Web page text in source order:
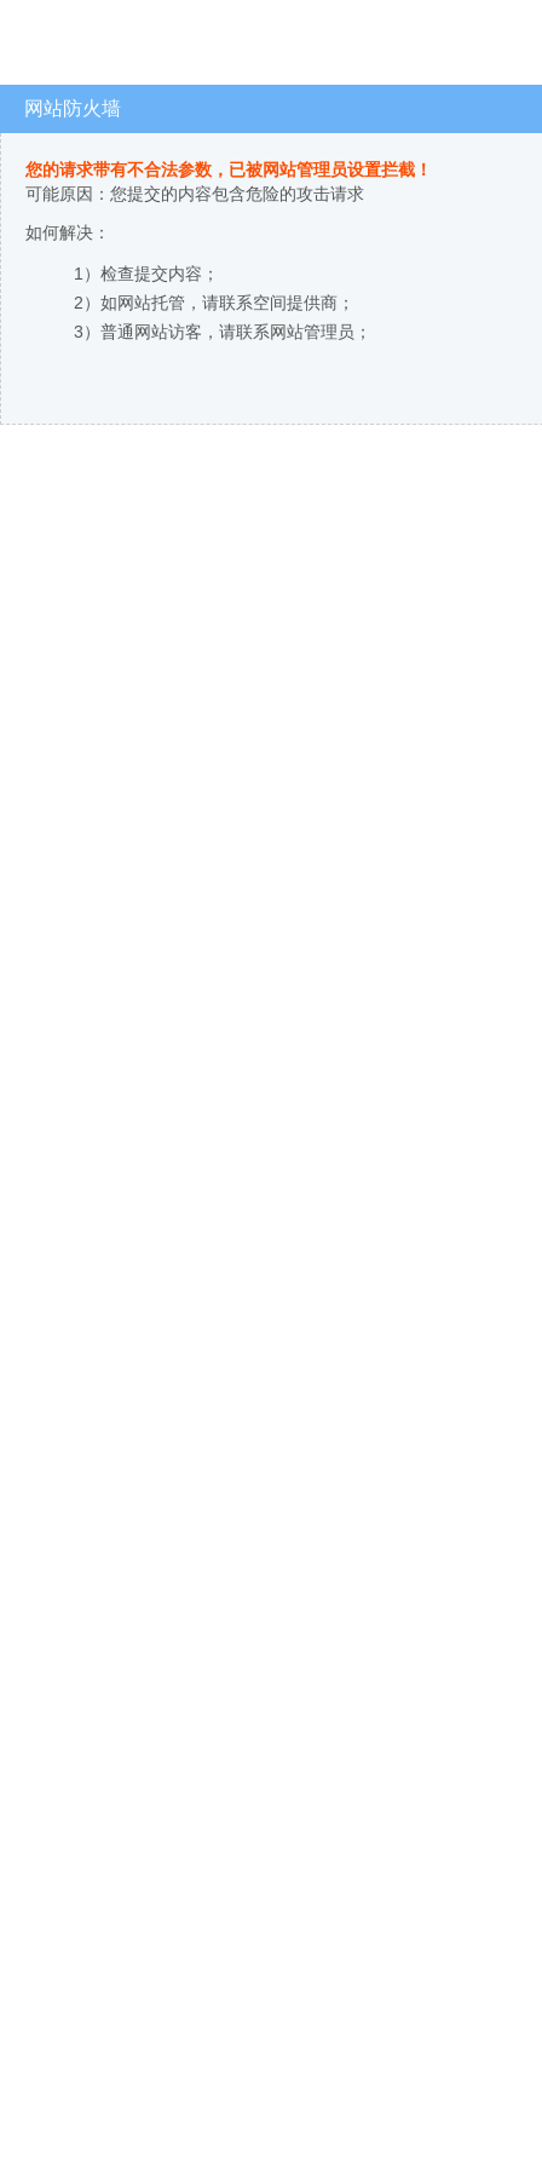
网站防火墙
您的请求带有不合法参数，已被网站管理员设置拦截！
可能原因：您提交的内容包含危险的攻击请求
如何解决：
1）检查提交内容；
2）如网站托管，请联系空间提供商；
3）普通网站访客，请联系网站管理员；